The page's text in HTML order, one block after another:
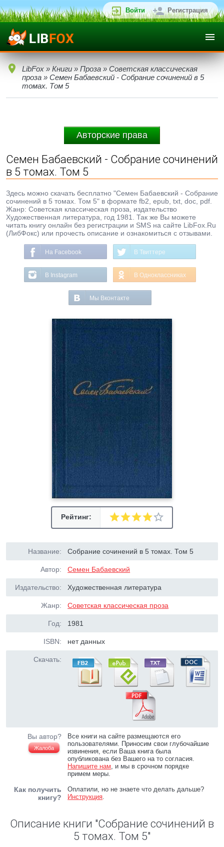
Войти Регистрация
LibFox » Книги » Проза » Советская классическая
проза » Семен Бабаевский - Собрание сочинений в 5
томах. Том 5
Авторские права
Семен Бабаевский - Собрание сочинений
в 5 томах. Том 5
Здесь можно скачать бесплатно "Семен Бабаевский - Собрание
сочинений в 5 томах. Том 5" в формате fb2, epub, txt, doc, pdf.
Жанр: Советская классическая проза, издательство
Художественная литература, год 1981. Так же Вы можете
читать книгу онлайн без регистрации и SMS на сайте LibFox.Ru
(ЛибФокс) или прочесть описание и ознакомиться с отзывами.
На Facebook В Твиттере
В Instagram В Одноклассниках
Мы Вконтакте
Рейтинг:
Название: Собрание сочинений в 5 томах. Том 5
Автор: Семен Бабаевский
Издательство: Художественная литература
Жанр: Советская классическая проза
Год: 1981
ISBN: нет данных
Скачать:
Вы автор?
Жалоба
Все книги на сайте размещаются его
пользователями. Приносим свои глубочайшие
извинения, если Ваша книга была
опубликована без Вашего на то согласия.
Напишите нам, и мы в срочном порядке
примем меры.
Как получить
книгу?
Оплатили, но не знаете что делать дальше?
Инструкция.
Описание книги "Собрание сочинений в
5 томах. Том 5"